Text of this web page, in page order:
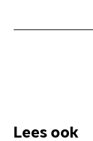
Lees ook